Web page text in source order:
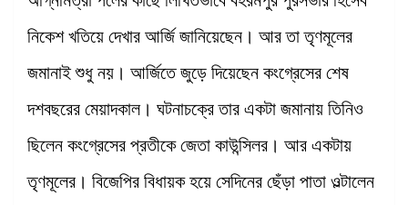
নিকেশ খতিয়ে দেখার আর্জি জানিয়েছেন। আর তা তৃণমূলের
জমানাই শুধু নয়। আর্জিতে জুড়ে দিয়েছেন কংগ্রেসের শেষ
দশবছরের মেয়াদকাল। ঘটনাচক্রে তার একটা জমানায় তিনিও
ছিলেন কংগ্রেসের প্রতীকে জেতা কাউন্সিলর। আর একটায়
তৃণমূলের। বিজেপির বিধায়ক হয়ে সেদিনের ছেঁড়া পাতা ওল্টালেন